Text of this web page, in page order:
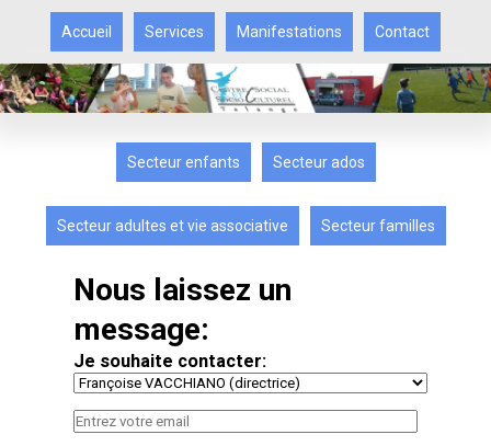
Accueil Services Manifestations Contact
Secteur enfants Secteur ados
Secteur adultes et vie associative Secteur familles
Nous laissez un
message:
Je souhaite contacter: